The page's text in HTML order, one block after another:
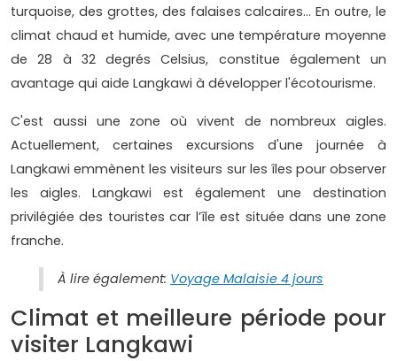
turquoise, des grottes, des falaises calcaires... En outre, le
climat chaud et humide, avec une température moyenne
de 28 à 32 degrés Celsius, constitue également un
avantage qui aide Langkawi à développer l'écotourisme.
C'est aussi une zone où vivent de nombreux aigles.
Actuellement, certaines excursions d'une journée à
Langkawi emmènent les visiteurs sur les îles pour observer
les aigles. Langkawi est également une destination
privilégiée des touristes car l’île est située dans une zone
franche.
À lire également: Voyage Malaisie 4 jours
Climat et meilleure période pour
visiter Langkawi